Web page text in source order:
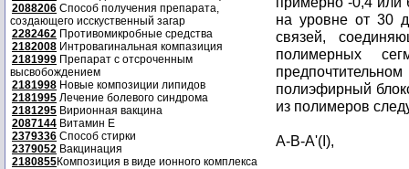
2088206 Способ получения препарата,
создающего исскуственный загар
2282462 Противомикробные средства
2182008 Интровагинальная компазиция
2181999 Препарат с отсроченным
высвобождением
2181998 Новые композиции липидов
2181995 Лечение болевого синдрома
2181295 Вирионная вакцина
2087144 Витамин Е
2379336 Способ стирки
2379052 Вакцинация
2180855Композиция в виде ионного комплекса
на уровне от 30
связей,
полимерных
полиэфирный
из полимеров
A-B-A'(I),